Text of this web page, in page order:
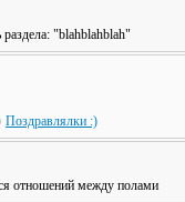
"blahblahblah"
Поздравлялки :)
отношений между полами